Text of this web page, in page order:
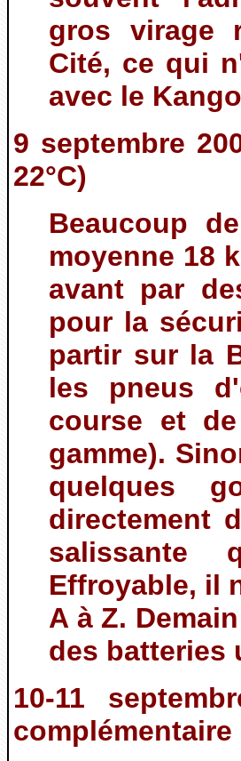
gros virage
Cité, ce qui
avec le
9 septembre
22°C)
Beaucoup
moyenne 18
avant par
pour la
partir sur la
les pneus
course et
gamme).
quelques
directement
salissante
Effroyable, il
A à Z.
des batteries
10-11